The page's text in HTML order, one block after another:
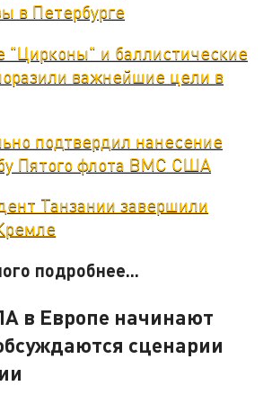
в Петербурге
"Цирконы" и баллистические
важнейшие цели в
подтвердил нанесение
Пятого флота ВМС США
Танзании завершили
подробнее...
в Европе начинают
сценарии